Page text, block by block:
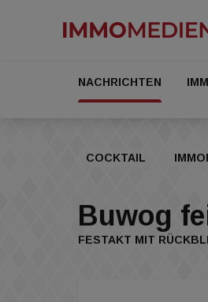
NACHRICHTEN
COCKTAIL
Buwog
FESTAKT MIT